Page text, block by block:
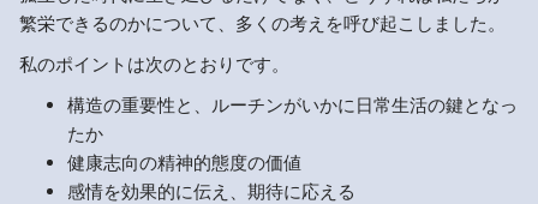
繁栄できるのかについて、多くの考えを呼び起こしました。
私のポイントは次のとおりです。
構造の重要性と、ルーチンがいかに日常生活の鍵となっ
たか
健康志向の精神的態度の価値
感情を効果的に伝え、期待に応える